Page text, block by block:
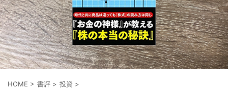
HOME > 書評 > 投資 >